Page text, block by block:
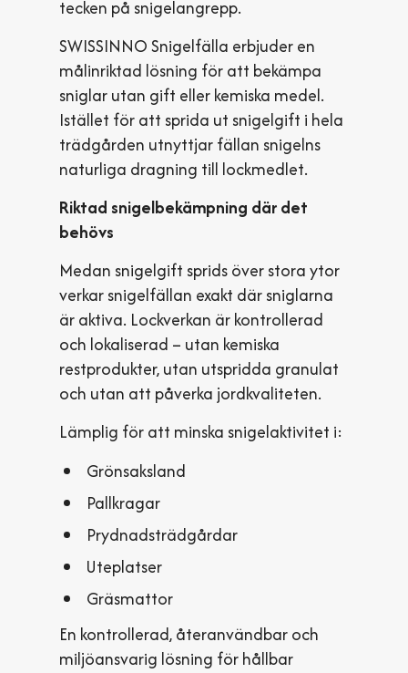
tecken på snigelangrepp.
SWISSINNO Snigelfälla erbjuder en
målinriktad lösning för att bekämpa
sniglar utan gift eller kemiska medel.
Istället för att sprida ut snigelgift i hela
trädgården utnyttjar fällan snigelns
naturliga dragning till lockmedlet.
Riktad snigelbekämpning där det
behövs
Medan snigelgift sprids över stora ytor
verkar snigelfällan exakt där sniglarna
är aktiva. Lockverkan är kontrollerad
och lokaliserad – utan kemiska
restprodukter, utan utspridda granulat
och utan att påverka jordkvaliteten.
Lämplig för att minska snigelaktivitet i:
Grönsaksland
Pallkragar
Prydnadsträdgårdar
Uteplatser
Gräsmattor
En kontrollerad, återanvändbar och
miljöansvarig lösning för hållbar